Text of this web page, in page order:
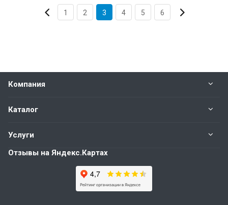
1 2 3 4 5 6
Компания
Каталог
Услуги
Отзывы на Яндекс.Картах